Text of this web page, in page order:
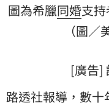
圖為希臘同婚支
（圖／
[廣告]
路透社報導，數十